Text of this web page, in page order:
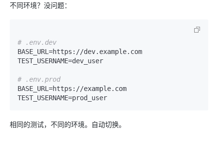
不同环境？没问题：
# .env.dev
BASE_URL=https://dev.example.com
TEST_USERNAME=dev_user
# .env.prod
BASE_URL=https://example.com
相同的测试，不同的环境。自动切换。